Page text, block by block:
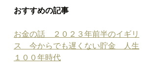
おすすめの記事
お金の話　２０２３年前半のイギリ
ス　今からでも遅くない貯金　人生
１００年時代